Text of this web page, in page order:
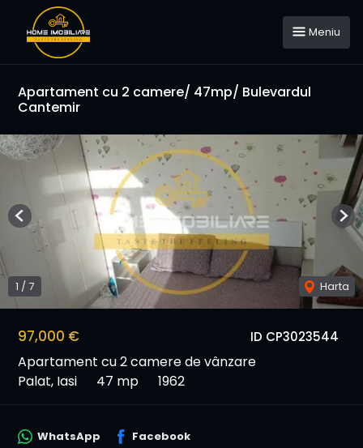
Meniu
Apartament cu 2 camere/ 47mp/ Bulevardul
Cantemir
ID CP3023544
97,000 €
Apartament cu 2 camere de vânzare
Palat, Iasi
47 mp 1962
1 /7 Harta
Previous
WhatsApp Facebook